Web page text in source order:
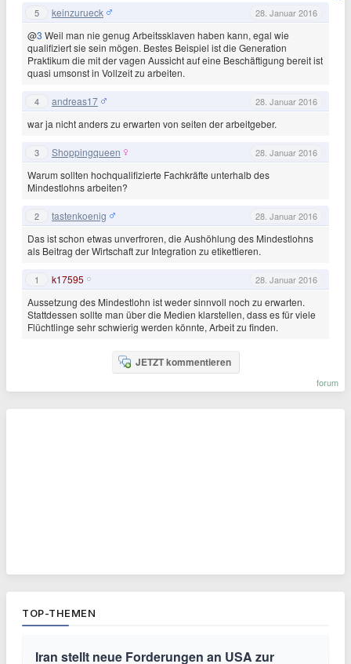
5 keinzurueck 28. Januar 2016
@3 Weil man nie genug Arbeitssklaven haben kann, egal wie
qualifiziert sie sein mögen. Bestes Beispiel ist die Generation
Praktikum die mit der vagen Aussicht auf eine Beschäftigung bereit ist
quasi umsonst in Vollzeit zu arbeiten.
4 andreas17 28. Januar 2016
war ja nicht anders zu erwarten von seiten der arbeitgeber.
3 Shoppingqueen 28. Januar 2016
Warum sollten hochqualifizierte Fachkräfte unterhalb des
Mindestlohns arbeiten?
2 tastenkoenig 28. Januar 2016
Das ist schon etwas unverfroren, die Aushöhlung des Mindestlohns
als Beitrag der Wirtschaft zur Integration zu etikettieren.
1 k17595 28. Januar 2016
Aussetzung des Mindestlohn ist weder sinnvoll noch zu erwarten.
Stattdessen sollte man über die Medien klarstellen, dass es für viele
Flüchtlinge sehr schwierig werden könnte, Arbeit zu finden.
JETZT kommentieren
forum
TOP-THEMEN
Iran stellt neue Forderungen an USA zur